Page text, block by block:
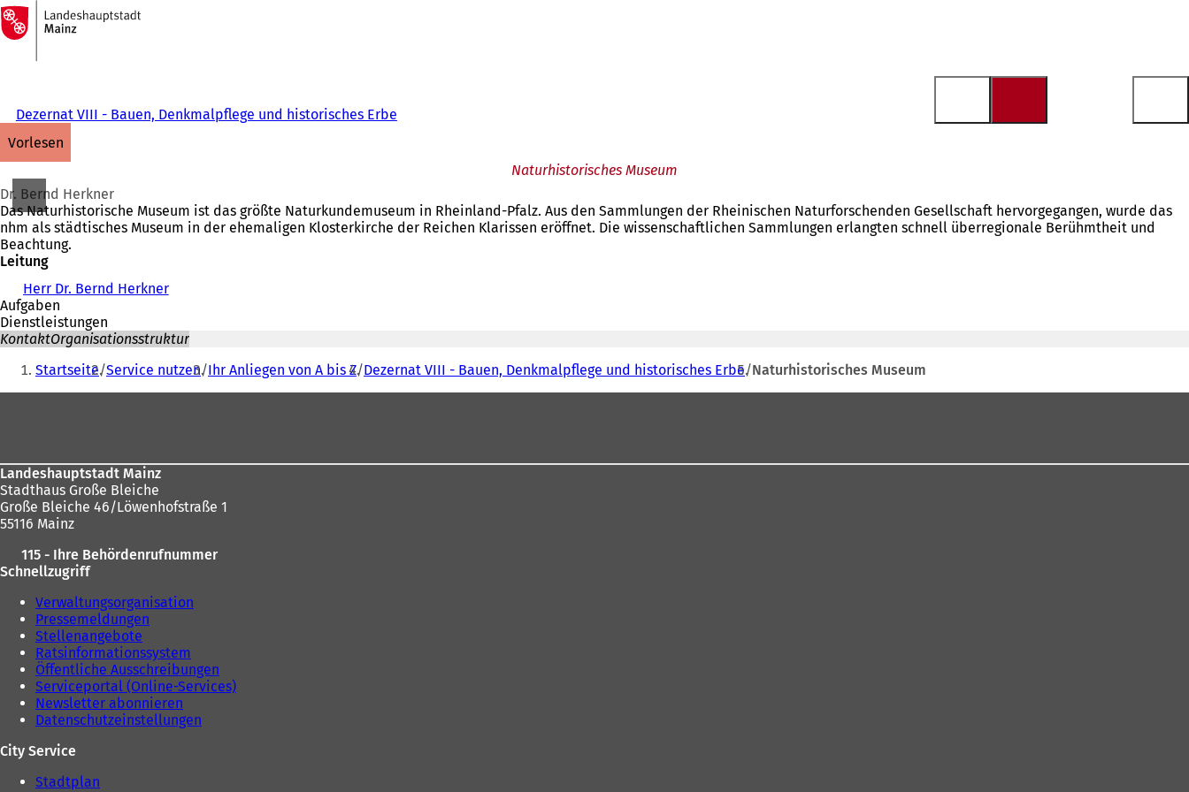
Inhalt anspringen
Zur
Startseite
Dezernat VIII - Bauen, Denkmalpflege und historisches Erbe
vorlesen
Naturhistorisches Museum
Dr. Bernd Herkner
Das Naturhistorische Museum ist das größte Naturkundemuseum in Rheinland-Pfalz. Aus den Sammlungen der Rheinischen Naturforschenden Gesellschaft hervorgegangen, wurde das
nhm als städtisches Museum in der ehemaligen Klosterkirche der Reichen Klarissen eröffnet. Die wissenschaftlichen Sammlungen erlangten schnell überregionale Berühmtheit und
Beachtung.
Leitung
Herr Dr. Bernd Herkner
Aufgaben
Dienstleistungen
KontaktOrganisationsstruktur
Sie
befinden
Startseite Service nutzen Ihr Anliegen von A bis Z Dezernat VIII - Bauen, Denkmalpflege und historisches Erbe Naturhistorisches Museum
Landeshauptstadt Mainz
Stadthaus Große Bleiche
Große Bleiche 46/Löwenhofstraße 1
55116 Mainz
115 - Ihre Behördenrufnummer
Schnellzugriff
Verwaltungsorganisation
Pressemeldungen
Stellenangebote
Ratsinformationssystem
Öffentliche Ausschreibungen
Serviceportal (Online-Services)
Newsletter abonnieren
Datenschutzeinstellungen
City Service
Stadtplan